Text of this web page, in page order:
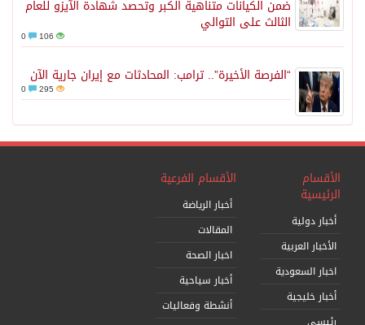
ضمن الكيانات متناهية الكبر وتحصد شهادة الآيزو للعام
الثالث على التوالي
106
“الفرصة الأخيرة”.. ترامب: المحادثات مع إيران جارية الآن
295
الأقسام
الرئيسية
أخبار دولية
الأخبار العربية
اخبار السعودية
أخبار خليجية
الأقسام الفرعية
أخبار الرياضة
المقالات
اخبار الصحة
أخبار سياحية
أنشطة وفعاليات